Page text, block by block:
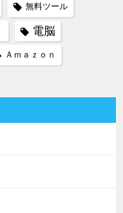
無料ツール
電脳
Ａｍａｚｏｎ